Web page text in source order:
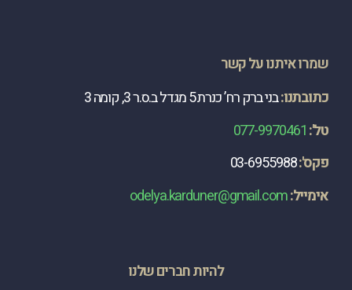
שמרו איתנו על קשר
כתובתנו:בני ברק רח’ כנרת 5 מגדל ב.ס.ר 3, קומה 3
טל':077-9970461
פקס':03-6955988
​אימייל:odelya.karduner@gmail.com
להיות חברים שלנו